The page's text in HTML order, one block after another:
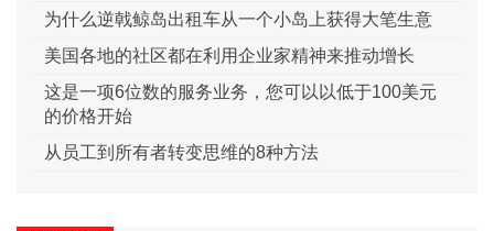
为什么逆戟鲸岛出租车从一个小岛上获得大笔生意
美国各地的社区都在利用企业家精神来推动增长
这是一项6位数的服务业务，您可以以低于100美元
的价格开始
从员工到所有者转变思维的8种方法